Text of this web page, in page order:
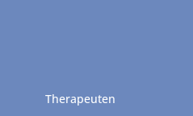
Therapeuten